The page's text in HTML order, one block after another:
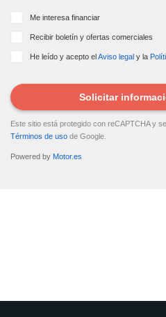
Me interesa financiar
Recibir boletín y ofertas comerciales
He leído y acepto elAviso legal y la
Solicitar
Este sitio está protegido con reCAPTCHA y
Términos de uso de Google.
Powered by Motor.es